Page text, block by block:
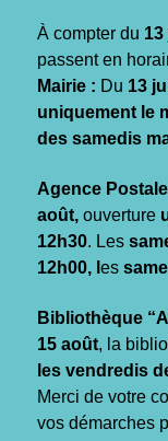
À compter du
passent en
Mairie : Du 13
uniquement le
des samedis
Agence
août, ouverture
12h30. Les
12h00, l es
Bibliothèque
15 août, la
les vendredis
Merci de votre
vos démarches